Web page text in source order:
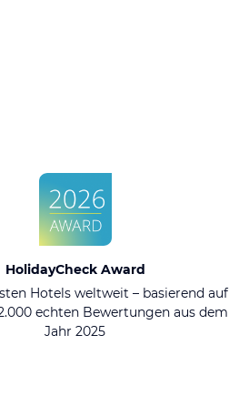
HolidayCheck Award
Hotels weltweit – basierend auf
echten Bewertungen aus dem
Jahr 2025